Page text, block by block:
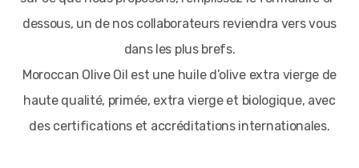
dessous, un de nos collaborateurs reviendra vers vous
dans les plus brefs.
Moroccan Olive Oil est une huile d’olive extra vierge de
haute qualité, primée, extra vierge et biologique, avec
des certifications et accréditations internationales.